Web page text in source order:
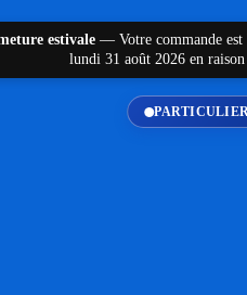
estivale — Votre commande
lundi 31 août 2026 en